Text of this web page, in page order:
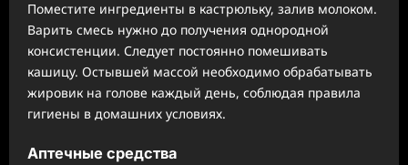
Поместите ингредиенты в кастрюльку, залив молоком.
Варить смесь нужно до получения однородной
консистенции. Следует постоянно помешивать
кашицу. Остывшей массой необходимо обрабатывать
жировик на голове каждый день, соблюдая правила
гигиены в домашних условиях.
Аптечные средства